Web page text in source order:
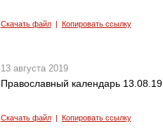
Скачать файл| Копировать ссылку
13 августа 2019
Православный календарь 13.08.19
Скачать файл| Копировать ссылку